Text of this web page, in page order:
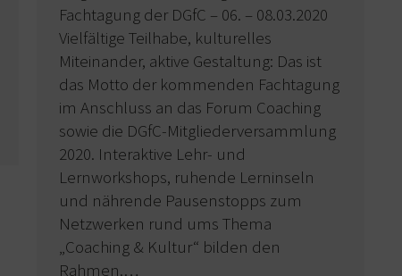
Fachtagung der DGfC – 06. – 08.03.2020
Vielfältige Teilhabe, kulturelles
Miteinander, aktive Gestaltung: Das ist
das Motto der kommenden Fachtagung
im Anschluss an das Forum Coaching
sowie die DGfC-Mitgliederversammlung
2020. Interaktive Lehr- und
Lernworkshops, ruhende Lerninseln
und nährende Pausenstopps zum
Netzwerken rund ums Thema
„Coaching & Kultur“ bilden den
Rahmen.…